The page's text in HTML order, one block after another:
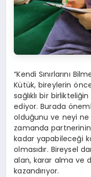
“Kendi Sınırlarını
Kütük, bireylerin
sağlıklı bir
ediyor. Burada
olduğunu ve neyi ne
zamanda partnerinin
kadar yapabileceği
olmasıdır. Bireysel
alan, karar alma ve
kazandırıyor.